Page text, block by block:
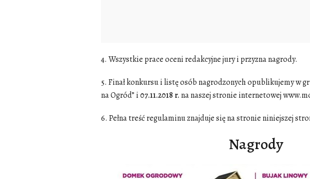
4. Wszystkie prace oceni redakcyjne jury i przyzna nagrody.
5. Finał konkursu i listę osób nagrodzonych opublikujemy w
na Ogród” i 07.11.2018 r.na naszej stronie internetowej
6. Pełna treść regulaminu znajduje się na stronie niniejszej
Nagrody